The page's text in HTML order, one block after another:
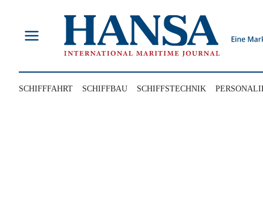
springen
SCHIFFFAHRT SCHIFFBAU SCHIFFSTECHNIK